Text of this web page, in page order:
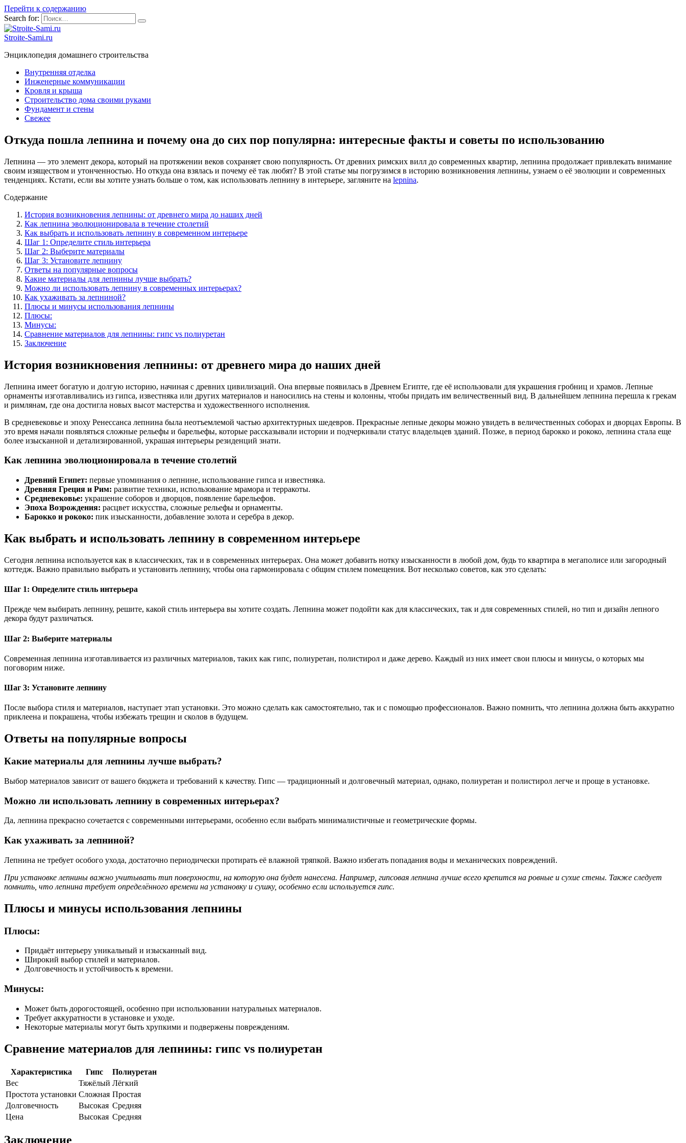
Перейти к содержанию
Search for:
Stroite-Sami.ru
Энциклопедия домашнего строительства
Внутренняя отделка
Инженерные коммуникации
Кровля и крыша
Строительство дома своими руками
Фундамент и стены
Свежее
Откуда пошла лепнина и почему она до сих пор популярна: интересные факты и советы по использованию
Лепнина — это элемент декора, который на протяжении веков сохраняет свою популярность. От древних римских вилл до современных квартир, лепнина продолжает привлекать внимание
своим изяществом и утонченностью. Но откуда она взялась и почему её так любят? В этой статье мы погрузимся в историю возникновения лепнины, узнаем о её эволюции и современных
тенденциях. Кстати, если вы хотите узнать больше о том, как использовать лепнину в интерьере, загляните на lepnina.
Содержание
История возникновения лепнины: от древнего мира до наших дней
Как лепнина эволюционировала в течение столетий
Как выбрать и использовать лепнину в современном интерьере
Шаг 1: Определите стиль интерьера
Шаг 2: Выберите материалы
Шаг 3: Установите лепнину
Ответы на популярные вопросы
Какие материалы для лепнины лучше выбрать?
Можно ли использовать лепнину в современных интерьерах?
Как ухаживать за лепниной?
Плюсы и минусы использования лепнины
Плюсы:
Минусы:
Сравнение материалов для лепнины: гипс vs полиуретан
Заключение
История возникновения лепнины: от древнего мира до наших дней
Лепнина имеет богатую и долгую историю, начиная с древних цивилизаций. Она впервые появилась в Древнем Египте, где её использовали для украшения гробниц и храмов. Лепные
орнаменты изготавливались из гипса, известняка или других материалов и наносились на стены и колонны, чтобы придать им величественный вид. В дальнейшем лепнина перешла к грекам
и римлянам, где она достигла новых высот мастерства и художественного исполнения.
В средневековье и эпоху Ренессанса лепнина была неотъемлемой частью архитектурных шедевров. Прекрасные лепные декоры можно увидеть в величественных соборах и дворцах Европы. В
это время начали появляться сложные рельефы и барельефы, которые рассказывали истории и подчеркивали статус владельцев зданий. Позже, в период барокко и рококо, лепнина стала еще
более изысканной и детализированной, украшая интерьеры резиденций знати.
Как лепнина эволюционировала в течение столетий
Древний Египет: первые упоминания о лепнине, использование гипса и известняка.
Древняя Греция и Рим: развитие техники, использование мрамора и терракоты.
Средневековье: украшение соборов и дворцов, появление барельефов.
Эпоха Возрождения: расцвет искусства, сложные рельефы и орнаменты.
Барокко и рококо: пик изысканности, добавление золота и серебра в декор.
Как выбрать и использовать лепнину в современном интерьере
Сегодня лепнина используется как в классических, так и в современных интерьерах. Она может добавить нотку изысканности в любой дом, будь то квартира в мегаполисе или загородный
коттедж. Важно правильно выбрать и установить лепнину, чтобы она гармонировала с общим стилем помещения. Вот несколько советов, как это сделать:
Шаг 1: Определите стиль интерьера
Прежде чем выбирать лепнину, решите, какой стиль интерьера вы хотите создать. Лепнина может подойти как для классических, так и для современных стилей, но тип и дизайн лепного
декора будут различаться.
Шаг 2: Выберите материалы
Современная лепнина изготавливается из различных материалов, таких как гипс, полиуретан, полистирол и даже дерево. Каждый из них имеет свои плюсы и минусы, о которых мы
поговорим ниже.
Шаг 3: Установите лепнину
После выбора стиля и материалов, наступает этап установки. Это можно сделать как самостоятельно, так и с помощью профессионалов. Важно помнить, что лепнина должна быть аккуратно
приклеена и покрашена, чтобы избежать трещин и сколов в будущем.
Ответы на популярные вопросы
Какие материалы для лепнины лучше выбрать?
Выбор материалов зависит от вашего бюджета и требований к качеству. Гипс — традиционный и долговечный материал, однако, полиуретан и полистирол легче и проще в установке.
Можно ли использовать лепнину в современных интерьерах?
Да, лепнина прекрасно сочетается с современными интерьерами, особенно если выбрать минималистичные и геометрические формы.
Как ухаживать за лепниной?
Лепнина не требует особого ухода, достаточно периодически протирать её влажной тряпкой. Важно избегать попадания воды и механических повреждений.
При установке лепнины важно учитывать тип поверхности, на которую она будет нанесена. Например, гипсовая лепнина лучше всего крепится на ровные и сухие стены. Также следует
помнить, что лепнина требует определённого времени на установку и сушку, особенно если используется гипс.
Плюсы и минусы использования лепнины
Плюсы:
Придаёт интерьеру уникальный и изысканный вид.
Широкий выбор стилей и материалов.
Долговечность и устойчивость к времени.
Минусы:
Может быть дорогостоящей, особенно при использовании натуральных материалов.
Требует аккуратности в установке и уходе.
Некоторые материалы могут быть хрупкими и подвержены повреждениям.
Сравнение материалов для лепнины: гипс vs полиуретан
Характеристика Гипс
Полиуретан
Вес
Тяжёлый Лёгкий
Простота установки Сложная Простая
Долговечность
Высокая Средняя
Цена
Высокая Средняя
Заключение